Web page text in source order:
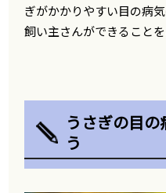
ぎがかかりやすい目の病
飼い主さんができることを
うさぎの目
う